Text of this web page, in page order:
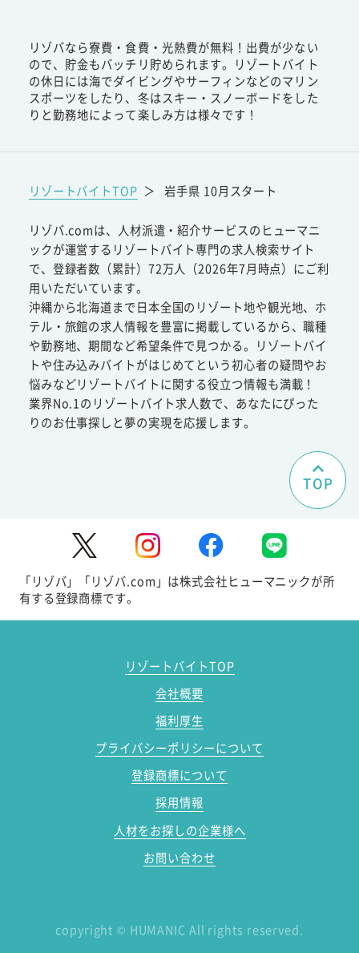
リゾバなら寮費・食費・光熱費が無料！出費が少ない
ので、貯金もバッチリ貯められます。リゾートバイト
の休日には海でダイビングやサーフィンなどのマリン
スポーツをしたり、冬はスキー・スノーボードをした
りと勤務地によって楽しみ方は様々です！
リゾートバイトTOP ＞ 岩手県 10月スタート
リゾバ.comは、人材派遣・紹介サービスのヒューマニ
ックが運営するリゾートバイト専門の求人検索サイト
で、登録者数（累計）72万人（2026年7月時点）にご利
用いただいています。
沖縄から北海道まで日本全国のリゾート地や観光地、ホ
テル・旅館の求人情報を豊富に掲載しているから、職種
や勤務地、期間など希望条件で見つかる。リゾートバイ
トや住み込みバイトがはじめてという初心者の疑問やお
悩みなどリゾートバイトに関する役立つ情報も満載！
業界No.1のリゾートバイト求人数で、あなたにぴった
りのお仕事探しと夢の実現を応援します。
TOP
「リゾバ」「リゾバ.com」は株式会社ヒューマニックが所
有する登録商標です。
リゾートバイトTOP
会社概要
福利厚生
プライバシーポリシーについて
登録商標について
採用情報
人材をお探しの企業様へ
お問い合わせ
copyright © HUMANIC All rights reserved.